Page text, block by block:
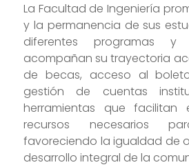
La Facultad de Ingeniería
y la permanencia de sus
diferentes programas y
acompañan su trayectoria
de becas, acceso al
gestión de cuentas
herramientas que
recursos necesarios
favoreciendo la igualdad de
desarrollo integral de la